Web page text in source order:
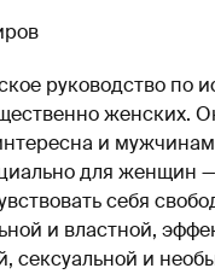
руководство по
женских.
и
для женщин
себя
и властной,
сексуальной и